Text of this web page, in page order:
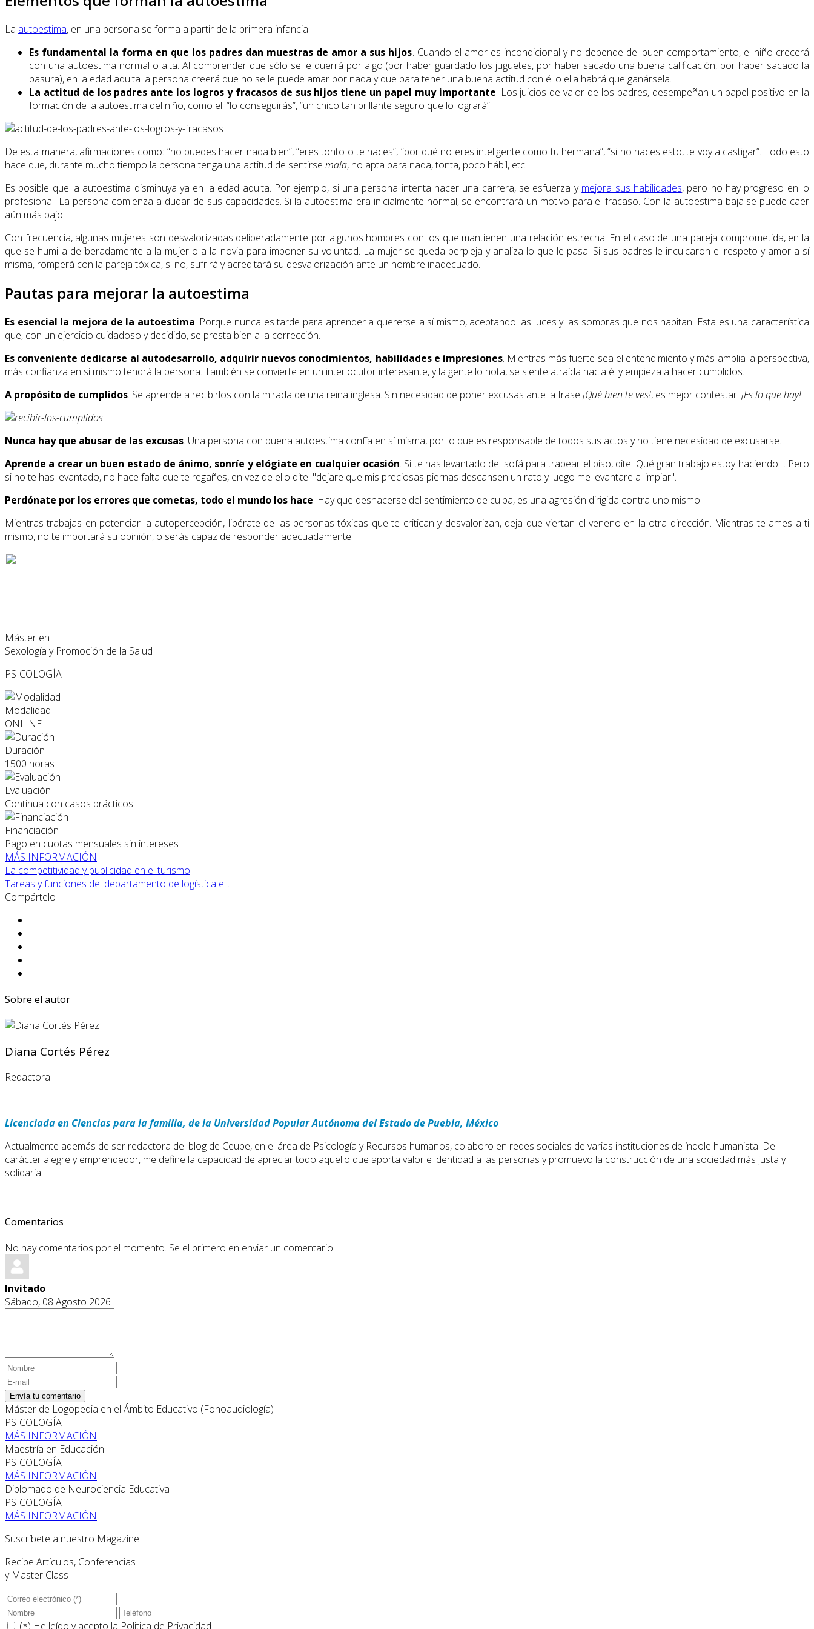
La autoestima, en una persona se forma a partir de la primera infancia.
Es fundamental la forma en que los padres dan muestras de amor a sus hijos. Cuando el amor es incondicional y no depende del buen comportamiento, el niño crecerá
con una autoestima normal o alta. Al comprender que sólo se le querrá por algo (por haber guardado los juguetes, por haber sacado una buena calificación, por haber sacado la
basura), en la edad adulta la persona creerá que no se le puede amar por nada y que para tener una buena actitud con él o ella habrá que ganársela.
La actitud de los padres ante los logros y fracasos de sus hijos tiene un papel muy importante. Los juicios de valor de los padres, desempeñan un papel positivo en la
formación de la autoestima del niño, como el: “lo conseguirás”, “un chico tan brillante seguro que lo logrará”.
De esta manera, afirmaciones como: “no puedes hacer nada bien”, “eres tonto o te haces”, “por qué no eres inteligente como tu hermana”, “si no haces esto, te voy a castigar”. Todo esto
hace que, durante mucho tiempo la persona tenga una actitud de sentirse mala, no apta para nada, tonta, poco hábil, etc.
Es posible que la autoestima disminuya ya en la edad adulta. Por ejemplo, si una persona intenta hacer una carrera, se esfuerza y mejora sus habilidades, pero no hay progreso en lo
profesional. La persona comienza a dudar de sus capacidades. Si la autoestima era inicialmente normal, se encontrará un motivo para el fracaso. Con la autoestima baja se puede caer
aún más bajo.
Con frecuencia, algunas mujeres son desvalorizadas deliberadamente por algunos hombres con los que mantienen una relación estrecha. En el caso de una pareja comprometida, en la
que se humilla deliberadamente a la mujer o a la novia para imponer su voluntad. La mujer se queda perpleja y analiza lo que le pasa. Si sus padres le inculcaron el respeto y amor a sí
misma, romperá con la pareja tóxica, si no, sufrirá y acreditará su desvalorización ante un hombre inadecuado.
Pautas para mejorar la autoestima
Es esencial la mejora de la autoestima. Porque nunca es tarde para aprender a quererse a sí mismo, aceptando las luces y las sombras que nos habitan. Esta es una característica
que, con un ejercicio cuidadoso y decidido, se presta bien a la corrección.
Es conveniente dedicarse al autodesarrollo, adquirir nuevos conocimientos, habilidades e impresiones. Mientras más fuerte sea el entendimiento y más amplia la perspectiva,
más confianza en sí mismo tendrá la persona. También se convierte en un interlocutor interesante, y la gente lo nota, se siente atraída hacia él y empieza a hacer cumplidos.
A propósito de cumplidos. Se aprende a recibirlos con la mirada de una reina inglesa. Sin necesidad de poner excusas ante la frase ¡Qué bien te ves!, es mejor contestar: ¡Es lo que hay!
Nunca hay que abusar de las excusas. Una persona con buena autoestima confía en sí misma, por lo que es responsable de todos sus actos y no tiene necesidad de excusarse.
Aprende a crear un buen estado de ánimo, sonríe y elógiate en cualquier ocasión. Si te has levantado del sofá para trapear el piso, dite ¡Qué gran trabajo estoy haciendo!". Pero
si no te has levantado, no hace falta que te regañes, en vez de ello dite: "dejare que mis preciosas piernas descansen un rato y luego me levantare a limpiar".
Perdónate por los errores que cometas, todo el mundo los hace. Hay que deshacerse del sentimiento de culpa, es una agresión dirigida contra uno mismo.
Mientras trabajas en potenciar la autopercepción, libérate de las personas tóxicas que te critican y desvalorizan, deja que viertan el veneno en la otra dirección. Mientras te ames a ti
mismo, no te importará su opinión, o serás capaz de responder adecuadamente.
Máster en
Sexología y Promoción de la Salud
PSICOLOGÍA
Modalidad
ONLINE
Duración
1500 horas
Evaluación
Continua con casos prácticos
Financiación
Pago en cuotas mensuales sin intereses
MÁS INFORMACIÓN
La competitividad y publicidad en el turismo
Tareas y funciones del departamento de logística e...
Compártelo
Sobre el autor
Diana Cortés Pérez
Redactora
Licenciada en Ciencias para la familia, de la Universidad Popular Autónoma del Estado de Puebla, México
Actualmente además de ser redactora del blog de Ceupe, en el área de Psicología y Recursos humanos, colaboro en redes sociales de varias instituciones de índole humanista. De
carácter alegre y emprendedor, me define la capacidad de apreciar todo aquello que aporta valor e identidad a las personas y promuevo la construcción de una sociedad más justa y
solidaria.
Comentarios
No hay comentarios por el momento. Se el primero en enviar un comentario.
Invitado
Sábado, 08 Agosto 2026
Envía tu comentario
Máster de Logopedia en el Ámbito Educativo (Fonoaudiología)
PSICOLOGÍA
MÁS INFORMACIÓN
Maestría en Educación
PSICOLOGÍA
MÁS INFORMACIÓN
Diplomado de Neurociencia Educativa
PSICOLOGÍA
MÁS INFORMACIÓN
Suscríbete a nuestro Magazine
Recibe Artículos, Conferencias
y Master Class
(*) He leído y acepto la Politica de Privacidad